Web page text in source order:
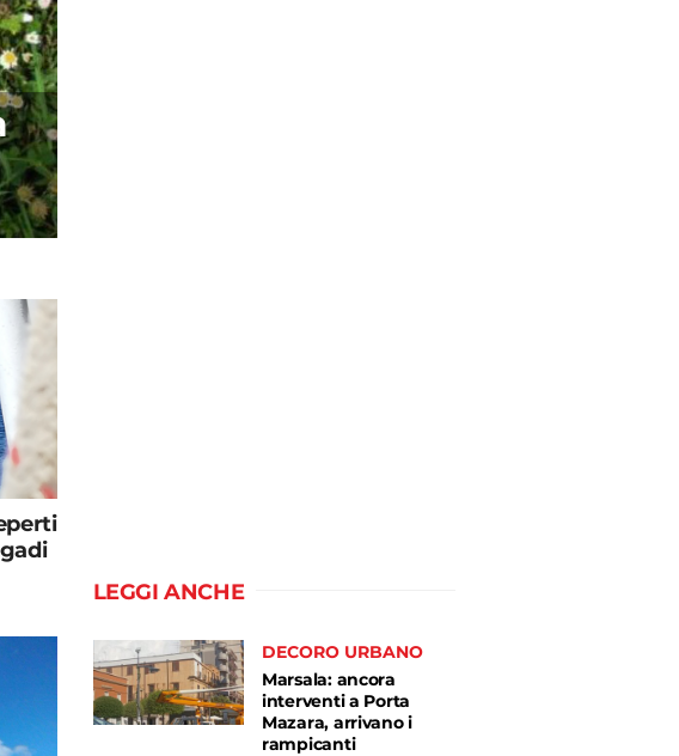
LEGGI ANCHE
DECORO URBANO
Marsala: ancora
interventi a Porta
Mazara, arrivano i
rampicanti